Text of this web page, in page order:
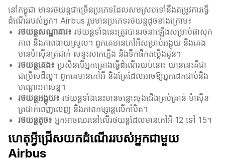
នៅកម្ពុជា មានរថយន្តជាច្រើនប្រភេទដែលសមស្របទៅនឹងតម្រូវការធ្វើ
ដំណើររបស់អ្នក។ Airbus រួមមានប្រភេទរថយន្តដូចខាងក្រោម៖
រថយន្តសណ្ឋាគារ៖ រថយន្តទាំងនេះត្រូវបានរចនាឡើងសម្រាប់ផាសុក
ភាព និងភាពងាយស្រួល។ ពួកគេមានកៅអីសម្រាប់អង្គុយ និងគេង
មានម៉ាស៊ីនត្រជាក់ សន្ទះសាកភ្លើង និងទឹកផឹកតម្លើងជូន។
រថយន្តគេង៖ ប្រសិនបើអ្នកគ្រោងធ្វើដំណើរយប់នោះ យាននេះគឺជា
ជម្រើសដ៏ល្អ។ ពួកគេមានកៅអី និងគ្រែដែលអាចឱ្យអ្នកដេកជាប់និង
បណ្ដោះអាសន្ន។
រថយន្តអង្គុយ៖ រថយន្តទាំងនេះមានចន្លោះចុងជើងគ្រប់គ្រាន់ ម៉ាស៊ីន
ត្រជាក់ពេញលេញ និងភាពកម្សាន្តលើកាំបិត។
រថយន្តតូច៖ អ្នកអាចឈរនៅលើរថយន្តដែលមានកៅអី 12 ទៅ 15។
ហេតុអ្វីជ្រើសយកដំណើររបស់អ្នកជាមួយ
Airbus